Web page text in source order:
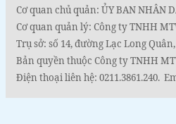
Cơ quan chủ quản: ỦY BAN NHÂN
Cơ quan quản lý: Công ty TNHH
Trụ sở: số 14, đường Lạc Long
Bản quyền thuộc Công ty TNHH
Điện thoại liên hệ: 0211.3861.240.